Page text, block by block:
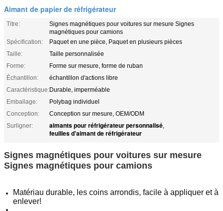
Aimant de papier de réfrigérateur
Titre:
Signes magnétiques pour voitures sur mesure Signes
magnétiques pour camions
Spécification:
Paquet en une pièce, Paquet en plusieurs pièces
Taille:
Taille personnalisée
Forme:
Forme sur mesure, forme de ruban
Échantillon:
échantillon d'actions libre
Caractéristique:Durable, imperméable
Emballage:
Polybag individuel
Conception:
Conception sur mesure, OEM/ODM
Surligner:
aimants pour réfrigérateur personnalisé,
feuilles d'aimant de réfrigérateur
Signes magnétiques pour voitures sur mesure
Signes magnétiques pour camions
Matériau durable, les coins arrondis, facile à appliquer et à
enlever!